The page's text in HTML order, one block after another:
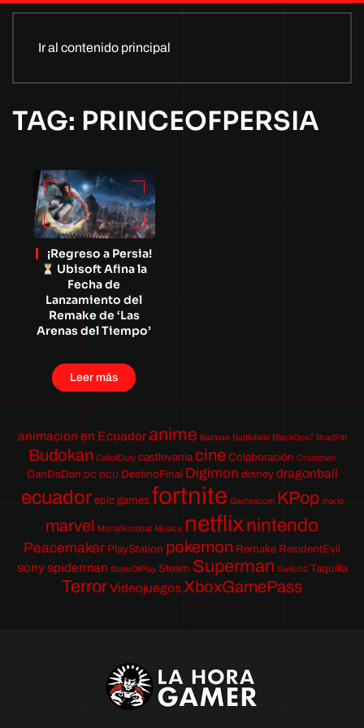
Ir al contenido principal
TAG: PRINCEOFPERSIA
¡Regreso a Persia!
Ubisoft Afina la
Fecha de
Lanzamiento del
Remake de ‘Las
Arenas del Tiempo’
Leer más
animacion en Ecuador anime Batman Battlefield BlackOps7 BradPitt
Budokan CallofDuty castlevania cine Colaboración Crossover
DanDaDan DC DCU DestinoFinal Digimon disney dragonball
ecuador epic games fortnite Gamescom KPop mario
marvel MortalKombat Música netflixnintendo
Peacemaker PlayStation pokemon Remake ResidentEvil
sony spiderman StateOfPlay Steam Superman Switch2 Taquilla
TerrorVideojuegos XboxGamePass